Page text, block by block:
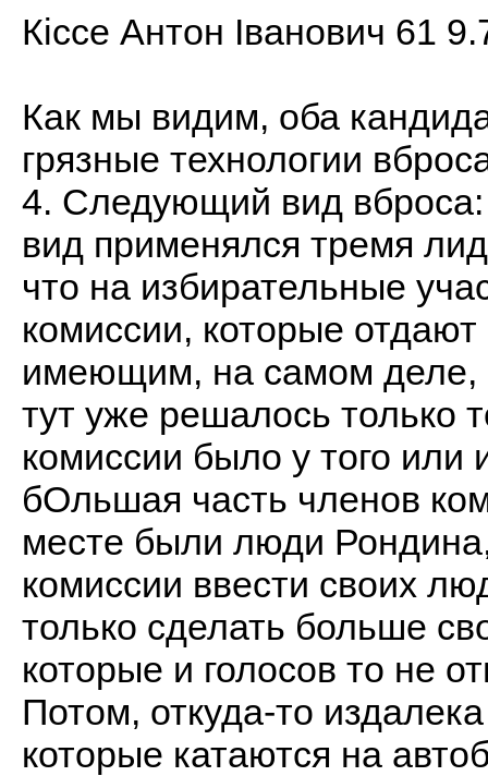
Кіссе Антон Іванович 61
Как мы видим, оба
грязные технологии
4. Следующий вид
вид применялся тремя
что на избирательные
комиссии, которые
имеющим, на самом деле,
тут уже решалось только
комиссии было у того или
бОльшая часть членов
месте были люди
комиссии ввести своих
только сделать больше
которые и голосов то не
Потом, откуда-то
которые катаются на